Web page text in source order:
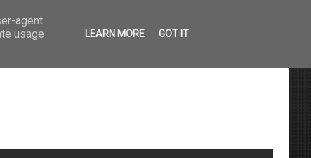
agent
usage
LEARN MORE GOT IT